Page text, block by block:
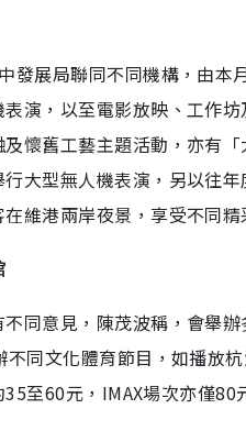
發展局聯同不同機構，由
演，以至電影放映、工作
懷舊工藝主題活動，亦有
大型無人機表演，另以往
維港兩岸夜景，享受不同精
同意見，陳茂波稱，會舉
同文化體育節目，如播放
至60元，IMAX場次亦僅